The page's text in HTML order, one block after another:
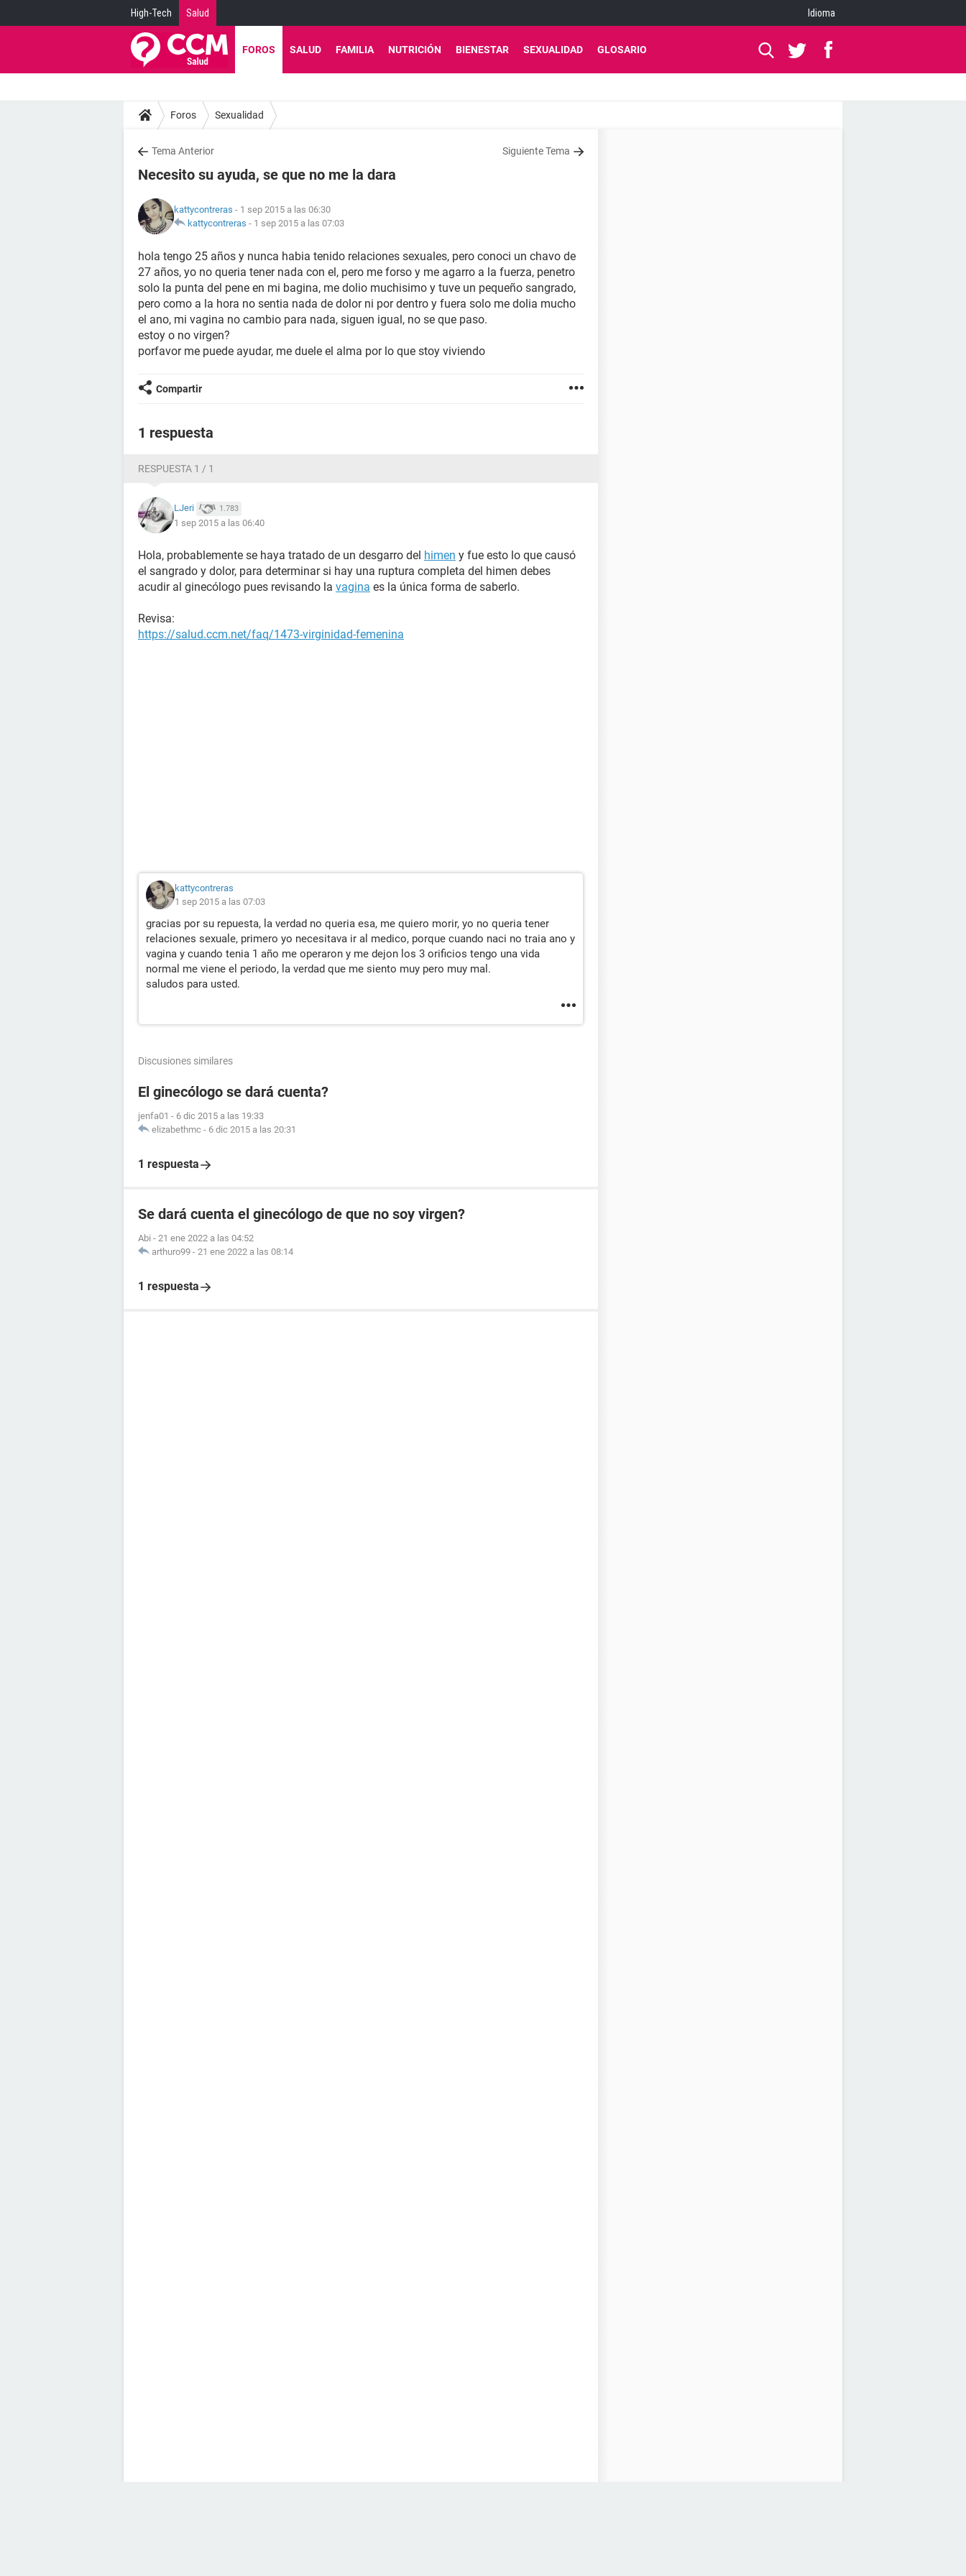
High-Tech Salud Idioma
FOROS SALUD FAMILIA NUTRICIÓN BIENESTAR SEXUALIDAD GLOSARIO
Foros Sexualidad
Tema Anterior Siguiente Tema
Necesito su ayuda, se que no me la dara
kattycontreras - 1 sep 2015 a las 06:30
kattycontreras - 1 sep 2015 a las 07:03
hola tengo 25 años y nunca habia tenido relaciones sexuales, pero conoci un chavo de
27 años, yo no queria tener nada con el, pero me forso y me agarro a la fuerza, penetro
solo la punta del pene en mi bagina, me dolio muchisimo y tuve un pequeño sangrado,
pero como a la hora no sentia nada de dolor ni por dentro y fuera solo me dolia mucho
el ano, mi vagina no cambio para nada, siguen igual, no se que paso.
estoy o no virgen?
porfavor me puede ayudar, me duele el alma por lo que stoy viviendo
Compartir
1 respuesta
RESPUESTA 1 / 1
LJeri 1.783
1 sep 2015 a las 06:40
Hola, probablemente se haya tratado de un desgarro del himen y fue esto lo que causó
el sangrado y dolor, para determinar si hay una ruptura completa del himen debes
acudir al ginecólogo pues revisando la vagina es la única forma de saberlo.
Revisa:
https://salud.ccm.net/faq/1473-virginidad-femenina
kattycontreras
1 sep 2015 a las 07:03
gracias por su repuesta, la verdad no queria esa, me quiero morir, yo no queria tener
relaciones sexuale, primero yo necesitava ir al medico, porque cuando naci no traia ano y
vagina y cuando tenia 1 año me operaron y me dejon los 3 orificios tengo una vida
normal me viene el periodo, la verdad que me siento muy pero muy mal.
saludos para usted.
Discusiones similares
El ginecólogo se dará cuenta?
jenfa01 - 6 dic 2015 a las 19:33
elizabethmc - 6 dic 2015 a las 20:31
1 respuesta
Se dará cuenta el ginecólogo de que no soy virgen?
Abi - 21 ene 2022 a las 04:52
arthuro99 - 21 ene 2022 a las 08:14
1 respuesta